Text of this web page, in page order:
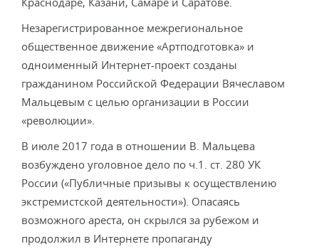
Незарегистрированное межрегиональное
общественное движение «Артподготовка» и
одноименный Интернет-проект созданы
гражданином Российской Федерации Вячеславом
Мальцевым с целью организации в России
«революции».
В июле 2017 года в отношении В. Мальцева
возбуждено уголовное дело по ч.1. ст. 280 УК
России («Публичные призывы к осуществлению
экстремистской деятельности»). Опасаясь
возможного ареста, он скрылся за рубежом и
продолжил в Интернете пропаганду